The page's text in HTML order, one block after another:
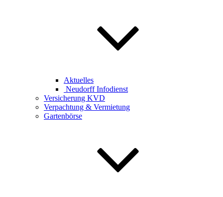
Aktuelles
Neudorff Infodienst
Versicherung KVD
Verpachtung & Vermietung
Gartenbörse